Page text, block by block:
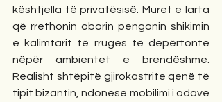
kështjella të privatësisë. Muret e larta
që rrethonin oborin pengonin shikimin
e kalimtarit të rrugës të depërtonte
nëpër ambientet e brendëshme.
Realisht shtëpitë gjirokastrite qenë të
tipit bizantin, ndonëse mobilimi i odave